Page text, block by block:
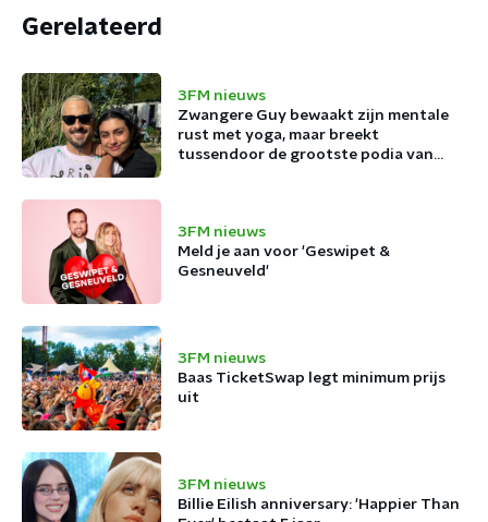
Gerelateerd
3FM nieuws
Zwangere Guy bewaakt zijn mentale
rust met yoga, maar breekt
tussendoor de grootste podia van
3FM nieuws
Meld je aan voor 'Geswipet &
Gesneuveld'
3FM nieuws
Baas TicketSwap legt minimum prijs
uit
3FM nieuws
Billie Eilish anniversary: 'Happier Than